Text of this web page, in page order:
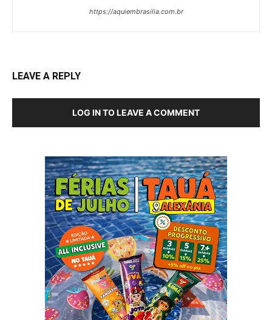
https://aquiembrasilia.com.br
LEAVE A REPLY
LOG IN TO LEAVE A COMMENT